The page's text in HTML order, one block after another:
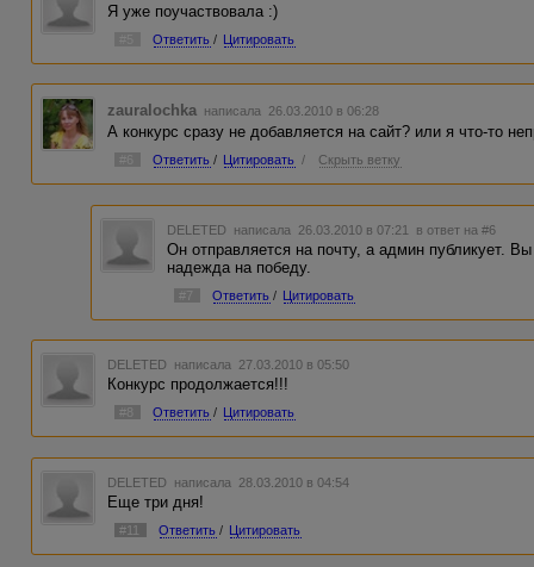
Я уже поучаствовала :)
Ответить / Цитировать
zauralochka написала 26.03.2010 в 06:28
А конкурс сразу не добавляется на сайт? или я что-то
Ответить / Цитировать / Скрыть ветку
DELETED написала 26.03.2010 в 07:21 в ответ на #6
Он отправляется на почту, а админ публикует.
надежда на победу.
#7 Ответить / Цитировать
DELETED написала 27.03.2010 в 05:50
Конкурс продолжается!!!
#8 Ответить / Цитировать
DELETED написала 28.03.2010 в 04:54
Еще три дня!
#11 Ответить / Цитировать